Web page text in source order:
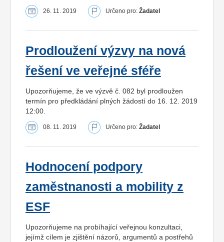
26. 11. 2019 Určeno pro: Žadatel
Prodloužení výzvy na nová
řešení ve veřejné sféře
Upozorňujeme, že ve výzvě č. 082 byl prodloužen
termín pro předkládání plných žádostí do 16. 12. 2019
12:00.
08. 11. 2019 Určeno pro: Žadatel
Hodnocení podpory
zaměstnanosti a mobility z
ESF
Upozorňujeme na probíhající veřejnou konzultaci,
jejímž cílem je zjištění názorů, argumentů a postřehů